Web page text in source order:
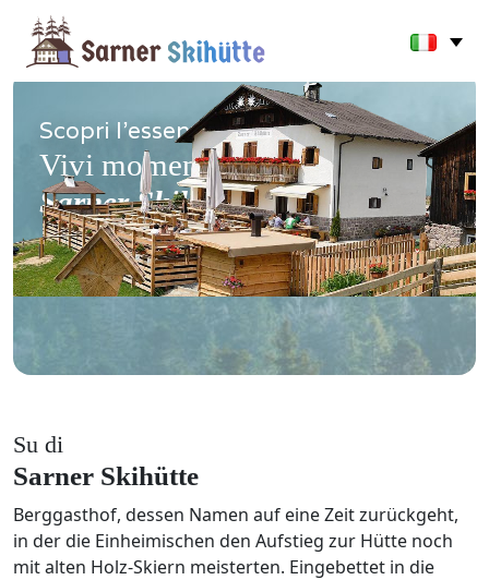
Scopri l'essenza delle Alpi.
Vivi momenti autentici alla
Sarner Skihütte
Su di
Sarner Skihütte
Berggasthof, dessen Namen auf eine Zeit zurückgeht,
in der die Einheimischen den Aufstieg zur Hütte noch
mit alten Holz-Skiern meisterten. Eingebettet in die